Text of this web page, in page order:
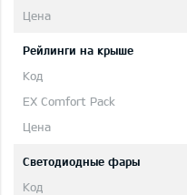
Рейлинги на крыше
Светодиодные фары